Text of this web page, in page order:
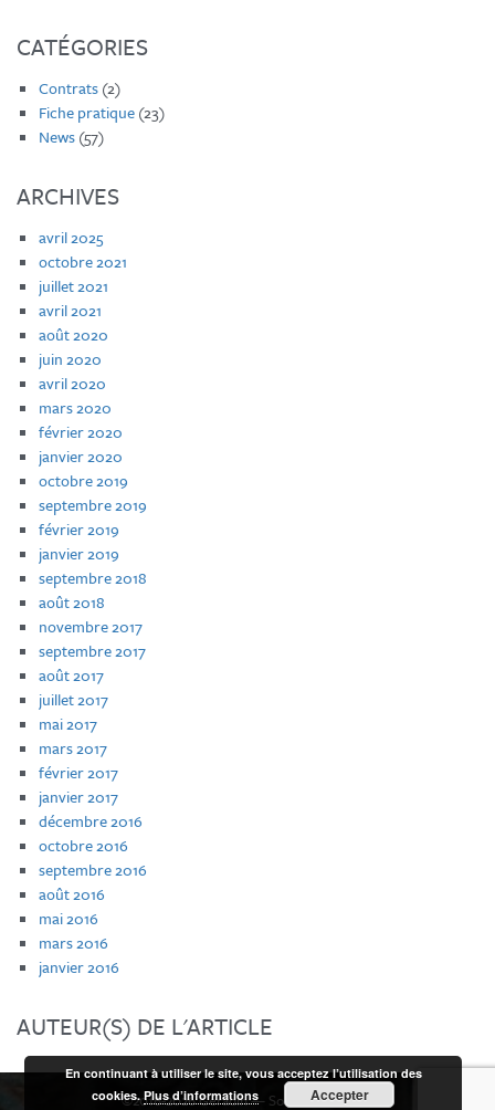
CATÉGORIES
Contrats(2)
Fiche pratique(23)
News(57)
ARCHIVES
avril 2025
octobre 2021
juillet 2021
avril 2021
août 2020
juin 2020
avril 2020
mars 2020
février 2020
janvier 2020
octobre 2019
septembre 2019
février 2019
janvier 2019
septembre 2018
août 2018
novembre 2017
septembre 2017
août 2017
juillet 2017
mai 2017
mars 2017
février 2017
janvier 2017
décembre 2016
octobre 2016
septembre 2016
août 2016
mai 2016
mars 2016
janvier 2016
AUTEUR(S) DE L'ARTICLE
©2016-2026 Géradin — Société d'avocats
En continuant à utiliser le site, vous acceptez l’utilisation des
cookies.Plus d’informations Accepter